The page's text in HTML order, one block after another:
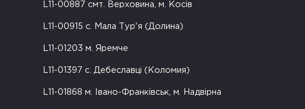
L11-00887 смт. Верховина, м. Косів
L11-00915 с. Мала Тур'я (Долина)
L11-01203 м. Яремче
L11-01397 с. Дебеславці (Коломия)
L11-01868 м. Івано-Франківськ, м. Надвірна